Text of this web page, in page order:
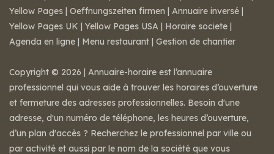
Yellow Pages | Oeffnungszeiten firmen | Annuaire inversé |
Yellow Pages UK | Yellow Pages USA | Horaire societe |
Agenda en ligne | Menu restaurant | Gestion de chantier
Copyright © 2026 | Annuaire-horaire est l’annuaire
professionnel qui vous aide à trouver les horaires d’ouverture
et fermeture des adresses professionnelles. Besoin d'une
adresse, d'un numéro de téléphone, les heures d’ouverture,
d’un plan d'accès ? Recherchez le professionnel par ville ou
par activité et aussi par le nom de la société que vous